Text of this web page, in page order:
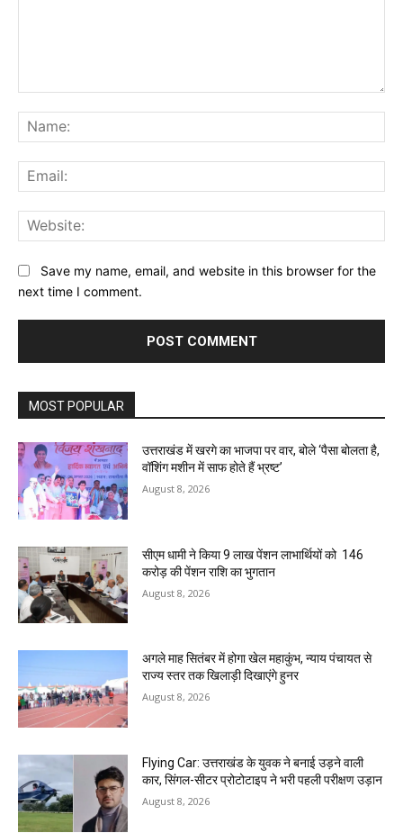
Save my name, email, and website in this browser for the
next time I comment.
MOST POPULAR
उत्तराखंड में खरगे का भाजपा पर वार, बोले ‘पैसा बोलता है,
वॉशिंग मशीन में साफ होते हैं भ्रष्ट’
August 8, 2026
सीएम धामी ने किया 9 लाख पेंशन लाभार्थियों को ₹ 146
करोड़ की पेंशन राशि का भुगतान
August 8, 2026
अगले माह सितंबर में होगा खेल महाकुंभ, न्याय पंचायत से
राज्य स्तर तक खिलाड़ी दिखाएंगे हुनर
August 8, 2026
Flying Car: उत्तराखंड के युवक ने बनाई उड़ने वाली
कार, सिंगल-सीटर प्रोटोटाइप ने भरी पहली परीक्षण उड़ान
August 8, 2026